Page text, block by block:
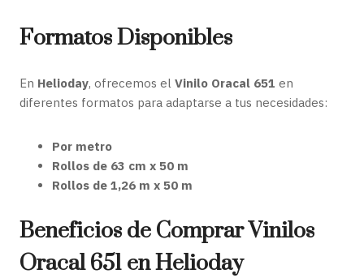
Formatos Disponibles
En Helioday, ofrecemos el Vinilo Oracal 651 en
diferentes formatos para adaptarse a tus necesidades:
Por metro
Rollos de 63 cm x 50 m
Rollos de 1,26 m x 50 m
Beneficios de Comprar Vinilos
Oracal 651 en Helioday